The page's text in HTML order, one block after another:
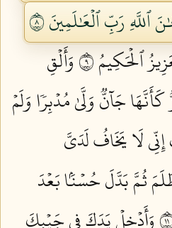
ٱللَّهِ رَبِّ ٱلۡعَٰلَمِينَ ٨
ٱلۡحَكِيمُ ٩
وَأَلۡقِ
جَآنّٞ وَلَّىٰ مُدۡبِرٗا وَلَمۡ
لَا يَخَافُ لَدَيَّ
ثُمَّ بَدَّلَ حُسۡنَۢا بَعۡدَ
وَأَدۡخِلۡ يَدَكَ فِي جَيۡبِكَ